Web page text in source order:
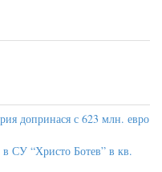
допринася с 623 млн. евро
СУ “Христо Ботев” в кв.